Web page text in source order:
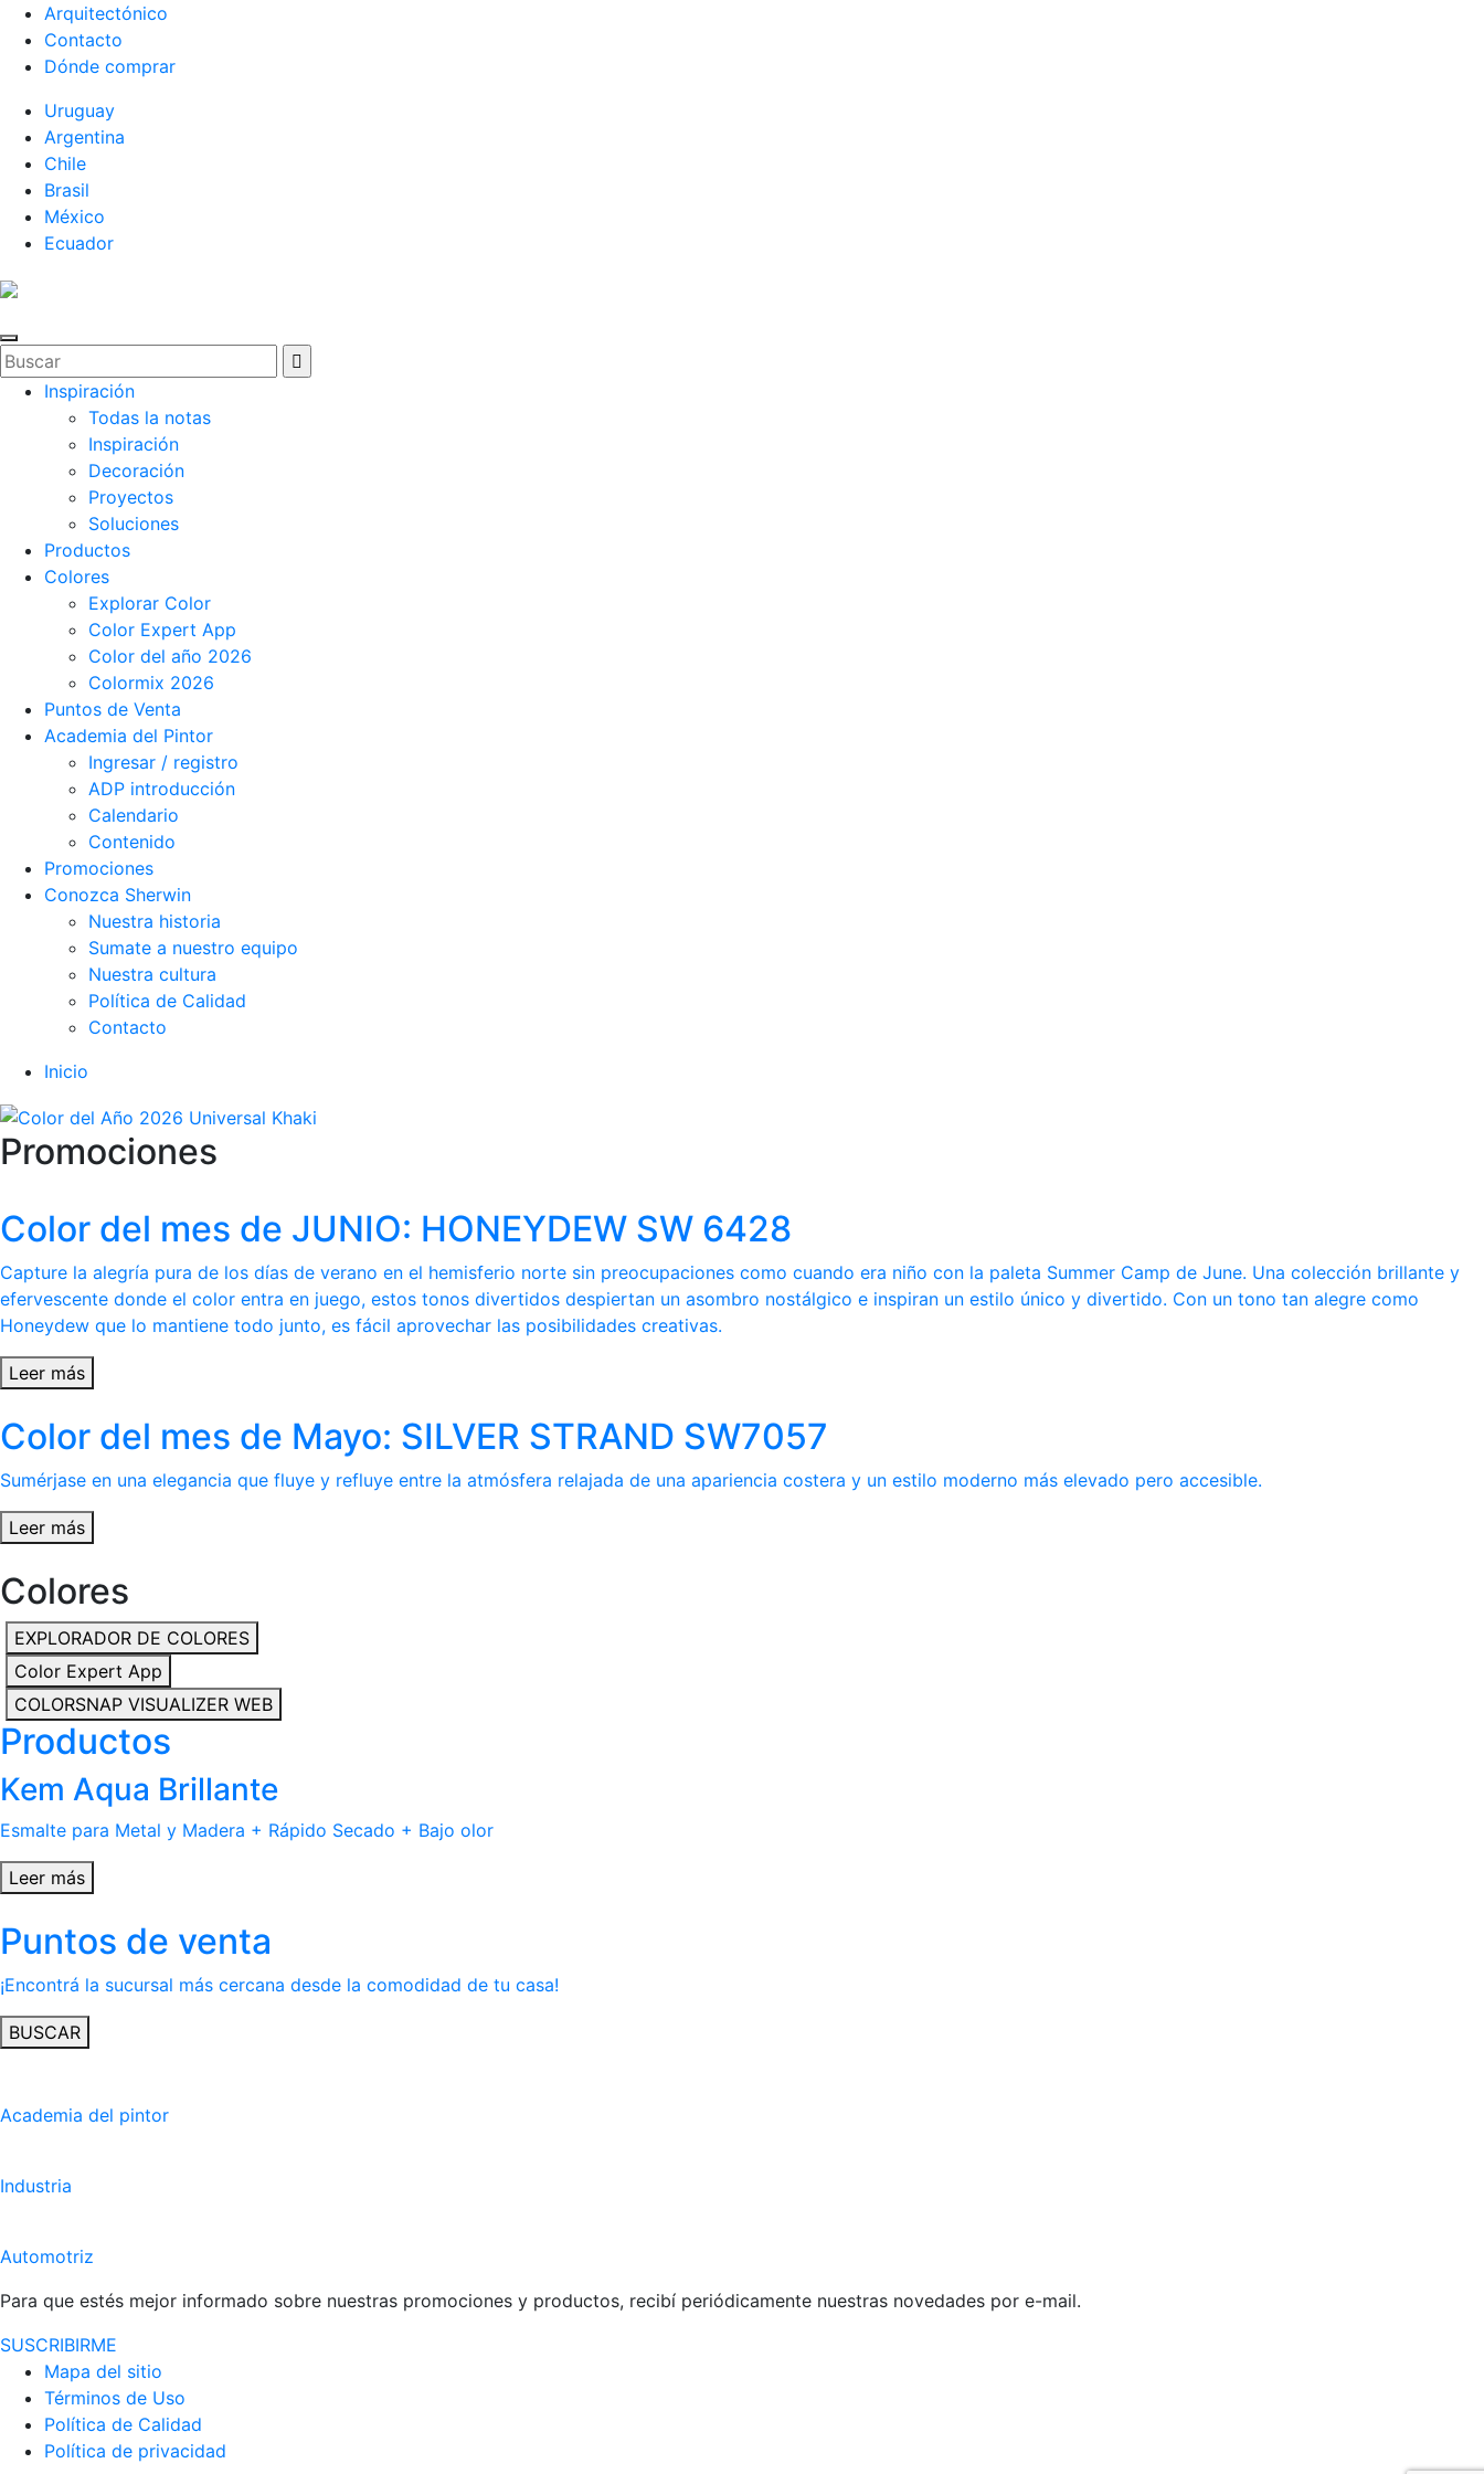
Arquitectónico
Contacto
Dónde comprar
Uruguay
Argentina
Chile
Brasil
México
Ecuador
Inspiración
Todas la notas
Inspiración
Decoración
Proyectos
Soluciones
Productos
Colores
Explorar Color
Color Expert App
Color del año 2026
Colormix 2026
Puntos de Venta
Academia del Pintor
Ingresar / registro
ADP introducción
Calendario
Contenido
Promociones
Conozca Sherwin
Nuestra historia
Sumate a nuestro equipo
Nuestra cultura
Política de Calidad
Contacto
Inicio
Promociones
Color del mes de JUNIO: HONEYDEW SW 6428
Capture la alegría pura de los días de verano en el hemisferio norte sin preocupaciones como cuando era niño con la paleta Summer Camp de June. Una colección brillante y
efervescente donde el color entra en juego, estos tonos divertidos despiertan un asombro nostálgico e inspiran un estilo único y divertido. Con un tono tan alegre como
Honeydew que lo mantiene todo junto, es fácil aprovechar las posibilidades creativas.
Leer más
Color del mes de Mayo: SILVER STRAND SW7057
Sumérjase en una elegancia que fluye y refluye entre la atmósfera relajada de una apariencia costera y un estilo moderno más elevado pero accesible.
Leer más
Colores
EXPLORADOR DE COLORES
Color Expert App
COLORSNAP VISUALIZER WEB
Productos
Kem Aqua Brillante
Esmalte para Metal y Madera + Rápido Secado + Bajo olor
Leer más
Puntos de venta
¡Encontrá la sucursal más cercana desde la comodidad de tu casa!
BUSCAR
Academia del pintor
Industria
Automotriz
Para que estés mejor informado sobre nuestras promociones y productos, recibí periódicamente nuestras novedades por e-mail.
SUSCRIBIRME
Mapa del sitio
Términos de Uso
Política de Calidad
Política de privacidad